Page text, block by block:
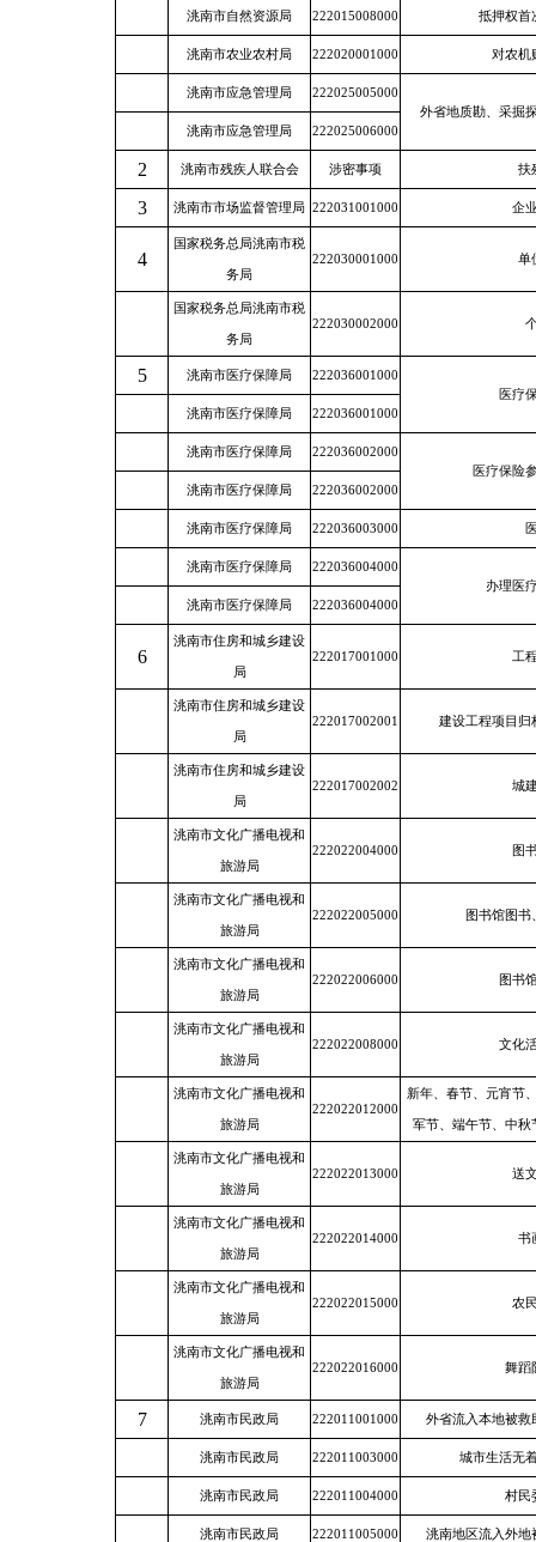
洮南市自然资源局 222015008000 抵押权首
洮南市农业农村局 222020001000 对农机
洮南市应急管理局
222025005000
外省地质勘、采掘
洮南市应急管理局
222025006000
2 洮南市残疾人联合会 涉密事项 扶
3 洮南市市场监督管理局 222031001000 企
4
国家税务总局洮南市税
务局
222030001000 单
国家税务总局洮南市税
务局
222030002000
5 洮南市医疗保障局
222036001000
医疗
洮南市医疗保障局
222036001000
洮南市医疗保障局
222036002000
医疗保险
洮南市医疗保障局
222036002000
洮南市医疗保障局 222036003000
洮南市医疗保障局
222036004000
办理医
洮南市医疗保障局
222036004000
6
洮南市住房和城乡建设
局
222017001000 工
洮南市住房和城乡建设
局
222017002001 建设工程项目归
洮南市住房和城乡建设
局
222017002002 城
洮南市文化广播电视和
旅游局
222022004000 图
洮南市文化广播电视和
旅游局
222022005000 图书馆图书
洮南市文化广播电视和
旅游局
222022006000 图书
洮南市文化广播电视和
旅游局
222022008000 文化
洮南市文化广播电视和
旅游局
222022012000
新年、春节、元宵节
军节、端午节、中秋
洮南市文化广播电视和
旅游局
222022013000 送
洮南市文化广播电视和
旅游局
222022014000 书
洮南市文化广播电视和
旅游局
222022015000 农
洮南市文化广播电视和
旅游局
222022016000 舞蹈
7 洮南市民政局 222011001000 外省流入本地被救
洮南市民政局 222011003000 城市生活无
洮南市民政局 222011004000 村民
洮南市民政局 222011005000 洮南地区流入外地